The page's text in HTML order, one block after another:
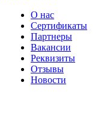
О нас
Сертификаты
Партнеры
Вакансии
Реквизиты
Отзывы
Новости